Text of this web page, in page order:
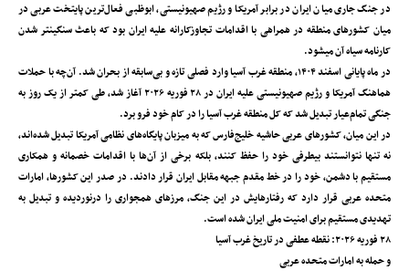
در جنگ جاری میان ایران در برابر آمریکا و رژیم صهیونیستی، ابوظبی فعال‌ترین پایتخت عربی در
میان کشورهای منطقه در همراهی با اقدامات تجاوزکارانه علیه ایران بود که باعث سنگین‎تر شدن
کارنامه سیاه آن می‎شود.
در ماه پایانی اسفند ۱۴۰۴، منطقه غرب آسیا وارد فصلی تازه و بی‌سابقه از بحران شد. آن‌چه با حملات
هماهنگ آمریکا و رژیم صهیونیستی علیه ایران در ۲۸ فوریه ۲۰۲۶ آغاز شد، طی کمتر از یک روز به
جنگی تمام‌عیار تبدیل شد که کل منطقه غرب آسیا را در کام خود فرو برد.
در این میان، کشورهای عربی حاشیه خلیج‌فارس که به میزبان پایگاه‌های نظامی آمریکا تبدیل شده‌اند،
نه تنها نتوانستند بیطرفی خود را حفظ کنند، بلکه برخی از آن‌ها با اقدامات خصمانه و همکاری
مستقیم با دشمن، خود را در خط مقدم جبهه مقابل ایران قرار دادند. در صدر این کشورها، امارات
متحده عربی قرار دارد که رفتارهایش در این جنگ، مرزهای همجواری را درنوردیده و تبدیل به
تهدیدی مستقیم برای امنیت ملی ایران شده است.
۲۸ فوریه ۲۰۲۶: نقطه عطفی در تاریخ غرب آسیا
و حمله به امارات متحده عربی